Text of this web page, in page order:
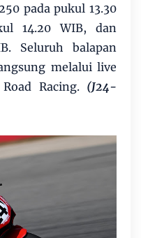
pada pukul 13.30
14.20 WIB, dan
Seluruh balapan
melalui live
Racing. (J24-